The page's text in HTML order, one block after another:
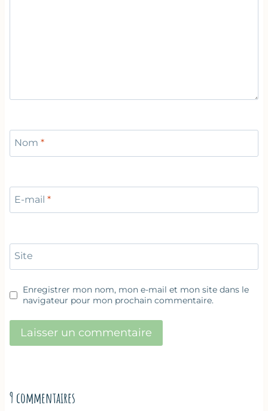
Nom *
E-mail *
Site
Enregistrer mon nom, mon e-mail et mon site dans le
navigateur pour mon prochain commentaire.
9 commentaires